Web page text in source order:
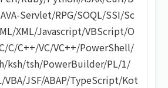
検索する
Servlet/RPG/SOQL/SSI/Sc
/XML/Javascript/VBScript/O
/C/C++/VC/VC++/PowerShell/
/ksh/tsh/PowerBuilder/PL/1/
/VBA/JSF/ABAP/TypeScript/Kot